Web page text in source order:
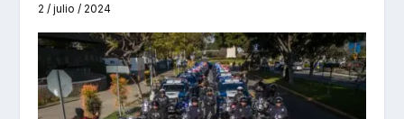
2 / julio / 2024